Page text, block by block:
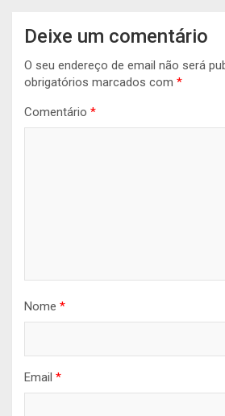
Deixe um comentário
O seu endereço de email não será
obrigatórios marcados com *
Comentário *
Nome *
Email *